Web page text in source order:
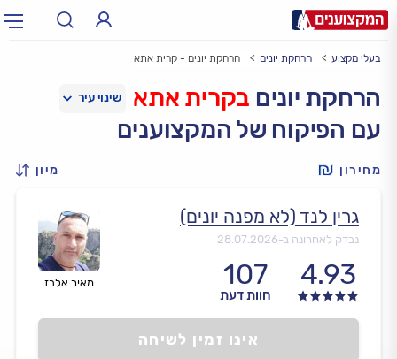
עירעיר: תל אביב, חיפה…
בעלי מקצוע הרחקת יונים הרחקת יונים - קרית אתא
הרחקת יונים בקרית אתא
עם הפיקוח של המקצוענים
מחירון מיון
מאיר אלבז
גרין לנד (לא מפנה יונים)
נבדק לאחרונה ב-28.07.2026
4.93
107
חוות דעת
אינו זמין לשיחה